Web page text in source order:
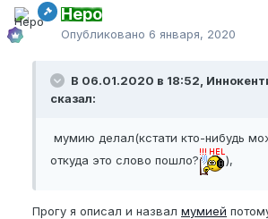
Неро
Опубликовано 6 января, 2020
В 06.01.2020 в 18:52,
сказал:
мумию делал(кстати кто-нибудь
откуда это слово пошло?
),
Прогу я описал и назвал мумией